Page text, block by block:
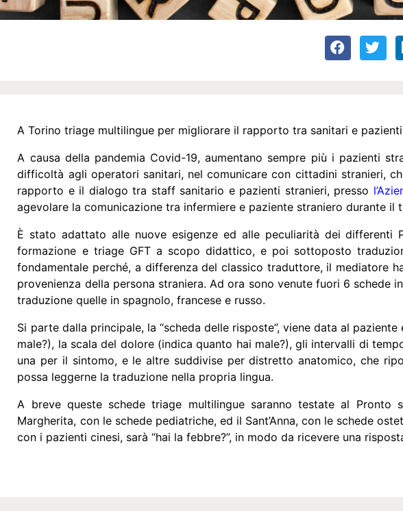
A Torino triage multilingue per migliorare il rapporto tra sanitari e
A causa della pandemia Covid-19, aumentano sempre più i pazienti
difficoltà agli operatori sanitari, nel comunicare con cittadini stranieri,
rapporto e il dialogo tra staff sanitario e pazienti stranieri, presso
agevolare la comunicazione tra infermiere e paziente straniero durante il
È stato adattato alle nuove esigenze ed alle peculiarità dei
formazione e triage GFT a scopo didattico, e poi sottoposto
fondamentale perché, a differenza del classico traduttore, il mediatore
provenienza della persona straniera. Ad ora sono venute fuori 6 schede
traduzione quelle in spagnolo, francese e russo.
Si parte dalla principale, la “scheda delle risposte”, viene data al
male?), la scala del dolore (indica quanto hai male?), gli intervalli di
una per il sintomo, e le altre suddivise per distretto anatomico, che
possa leggerne la traduzione nella propria lingua.
A breve queste schede triage multilingue saranno testate al
Margherita, con le schede pediatriche, ed il Sant’Anna, con le schede
con i pazienti cinesi, sarà “hai la febbre?”, in modo da ricevere una